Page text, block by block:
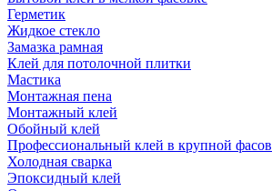
Герметик
Жидкое стекло
Замазка рамная
Клей для потолочной плитки
Мастика
Монтажная пена
Монтажный клей
Обойный клей
Профессиональный клей в крупной
Холодная сварка
Эпоксидный клей